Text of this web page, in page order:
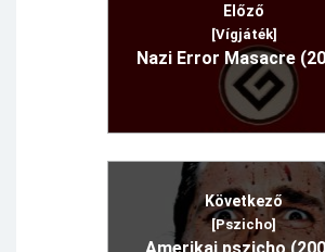
Előző
[Vígjáték]
Nazi Error Masacre
Következő
[Pszicho]
Amerikai pszicho